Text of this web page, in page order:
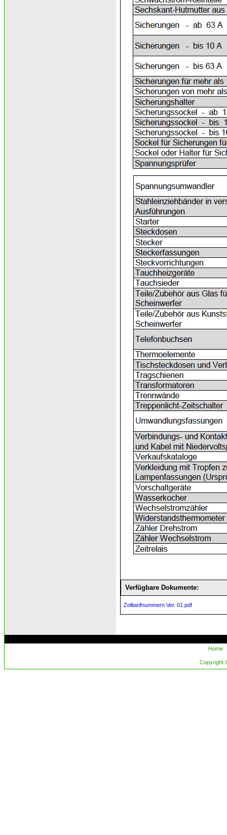
Verfügbare Dokumente:
Zolltarifnummern Ver. 01.pdf
Home
Copyright